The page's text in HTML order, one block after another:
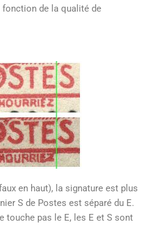
de la qualité de
en haut), la signature est plus
S de Postes est séparé du E.
touche pas le E, les E et S sont